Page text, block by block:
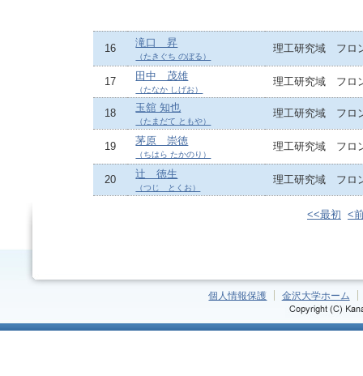
16 滝口 昇
（たきぐち のぼる）
理工研究域 フロ
17 田中 茂雄
（たなか しげお）
理工研究域 フロ
18 玉舘 知也
（たまだて ともや）
理工研究域 フロ
19 茅原 崇徳
（ちはら たかのり）
理工研究域 フロ
20 辻 徳生
（つじ とくお）
理工研究域 フロ
<<最初 <
個人情報保護 金沢大学ホーム